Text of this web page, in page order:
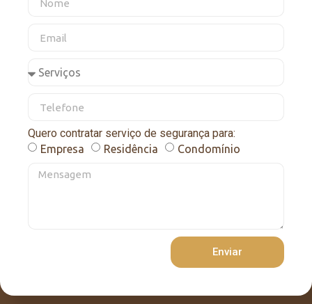
Quero contratar serviço de segurança para:
Empresa Residência Condomínio
Enviar